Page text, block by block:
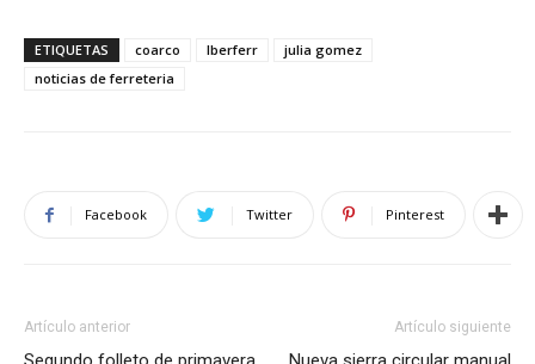
ETIQUETAS coarco Iberferr
julia gomez
noticias de ferreteria
Facebook Twitter Pinterest
Artículo anterior Artículo siguiente